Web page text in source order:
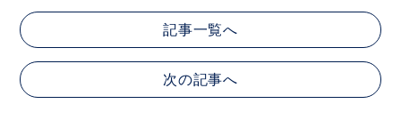
記事一覧へ
次の記事へ